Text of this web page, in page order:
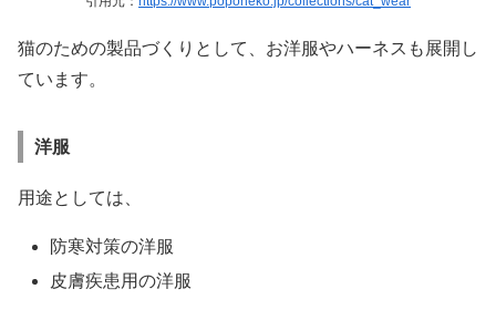
猫のための製品づくりとして、お洋服やハーネスも展開し
ています。
洋服
用途としては、
防寒対策の洋服
皮膚疾患用の洋服